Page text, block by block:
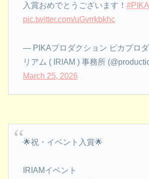
入賞おめでとうございます！
pic.twitter.com/uGvrrkbkhc
— PIKAプロダクション ピカプロ
リアム ( IRIAM ) 事務所
March 25, 2026
🌟祝・イベント入賞🌟
IRIAMイベント